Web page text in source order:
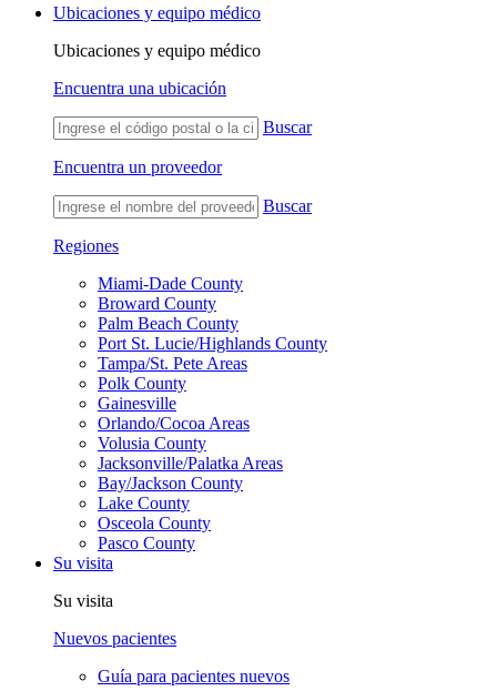
Ubicaciones y equipo médico
Ubicaciones y equipo médico
Encuentra una ubicación
Buscar
Encuentra un proveedor
Buscar
Regiones
Miami-Dade County
Broward County
Palm Beach County
Port St. Lucie/Highlands County
Tampa/St. Pete Areas
Polk County
Gainesville
Orlando/Cocoa Areas
Volusia County
Jacksonville/Palatka Areas
Bay/Jackson County
Lake County
Osceola County
Pasco County
Su visita
Su visita
Nuevos pacientes
Guía para pacientes nuevos